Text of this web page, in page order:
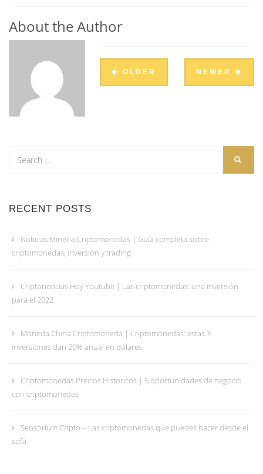
About the Author
OLDER NEWER
RECENT POSTS
Noticias Mineria Criptomonedas | Guía completa sobre
criptomonedas, inversion y trading
Criptonoticias Hoy Youtube | Las criptomonedas: una inversión
para el 2022
Moneda China Criptomoneda | Criptomonedas: estas 3
inversiones dan 20% anual en dólares
Criptomonedas Precios Historicos | 5 oportunidades de negocio
con criptomonedas
Sensorium Cripto – Las criptomonedas que puedes hacer desde el
sofá